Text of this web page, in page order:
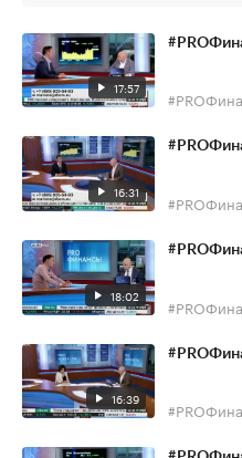
17:57
16:31
18:02
16:39